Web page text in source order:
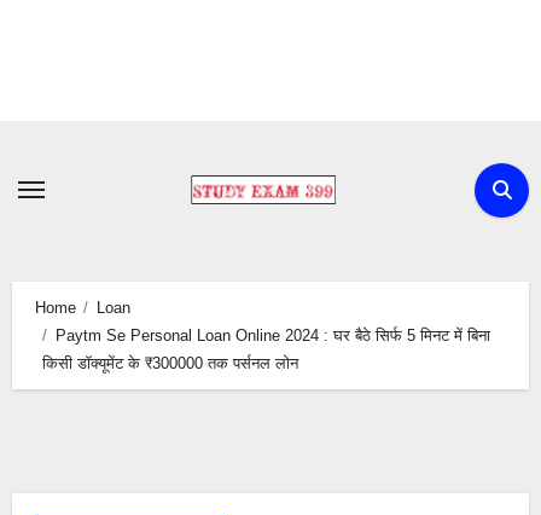
content
Home
Loan
Paytm Se Personal Loan Online 2024 : घर बैठे सिर्फ 5 मिनट में बिना
किसी डॉक्यूमेंट के ₹300000 तक पर्सनल लोन